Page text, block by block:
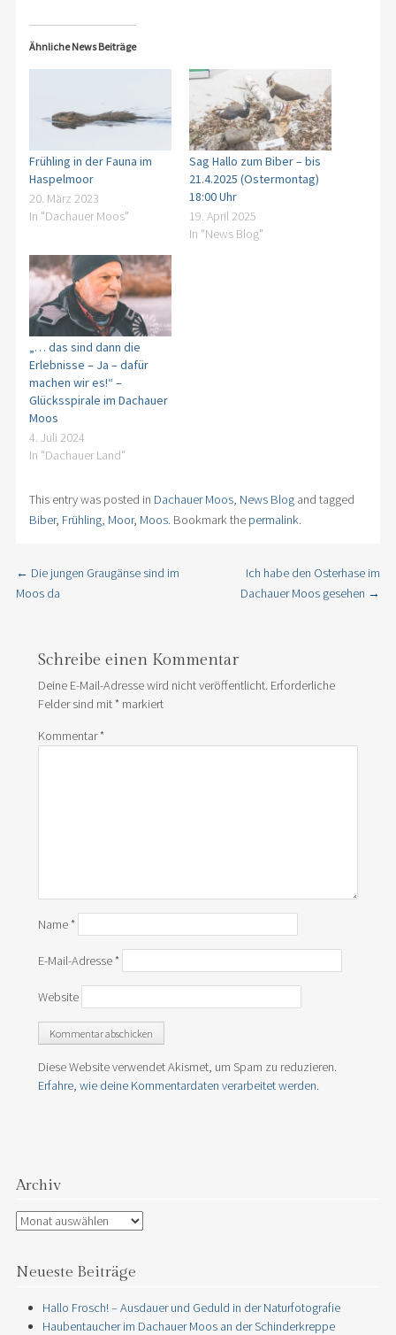
Ähnliche News Beiträge
Frühling in der Fauna im
Haspelmoor
20. März 2023
In "Dachauer Moos"
Sag Hallo zum Biber – bis
21.4.2025 (Ostermontag)
18:00 Uhr
19. April 2025
In "News Blog"
„… das sind dann die
Erlebnisse – Ja – dafür
machen wir es!“ –
Glücksspirale im Dachauer
Moos
4. Juli 2024
In "Dachauer Land"
This entry was posted in Dachauer Moos, News Blogand tagged
Biber, Frühling, Moor, Moos. Bookmark the permalink.
Post navigation
← Die jungen Graugänse sind im
Moos da
Ich habe den Osterhase im
Dachauer Moos gesehen →
Schreibe einen Kommentar
Deine E-Mail-Adresse wird nicht veröffentlicht. Erforderliche
Felder sind mit*markiert
Kommentar*
Name*
E-Mail-Adresse*
Website
Diese Website verwendet Akismet, um Spam zu reduzieren.
Erfahre, wie deine Kommentardaten verarbeitet werden.
Archiv
Archiv
Neueste Beiträge
Hallo Frosch! – Ausdauer und Geduld in der Naturfotografie
Haubentaucher im Dachauer Moos an der Schinderkreppe